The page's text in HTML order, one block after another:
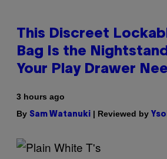
This Discreet
Bag Is the
Your Play Drawer
3 hours ago
By Sam Watanuki | Reviewed by